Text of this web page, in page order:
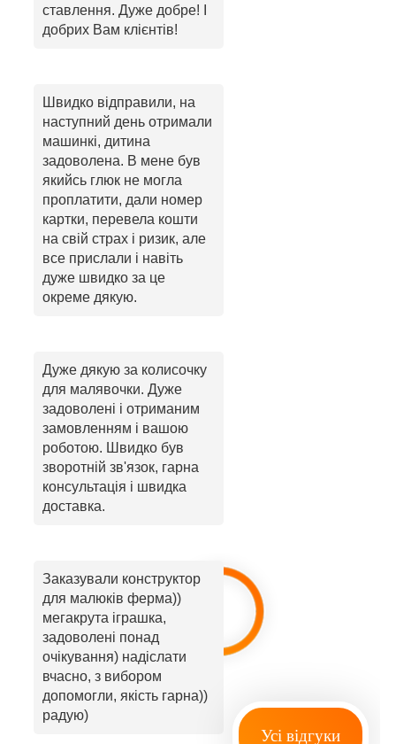
ставлення. Дуже добре! І
добрих Вам клієнтів!
Швидко відправили, на
наступний день отримали
машинкі, дитина
задоволена. В мене був
якийсь глюк не могла
проплатити, дали номер
картки, перевела кошти
на свій страх і ризик, але
все прислали і навіть
дуже швидко за це
окреме дякую.
Дуже дякую за колисочку
для малявочки. Дуже
задоволені і отриманим
замовленням і вашою
роботою. Швидко був
зворотній зв'язок, гарна
консультація і швидка
доставка.
Заказували конструктор
для малюків ферма))
мегакрута іграшка,
задоволені понад
очікування) надіслати
вчасно, з вибором
допомогли, якість гарна))
радую)
Усі відгуки